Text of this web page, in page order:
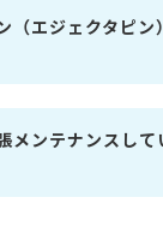
（エジェクタピ
メンテナンスし